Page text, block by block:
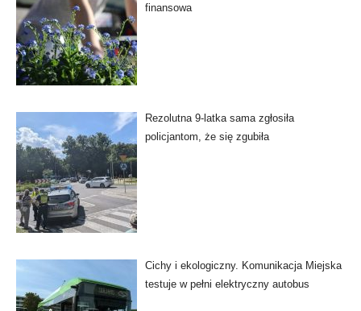
finansowa
Rezolutna 9-latka sama zgłosiła
policjantom, że się zgubiła
Cichy i ekologiczny. Komunikacja Miejska
testuje w pełni elektryczny autobus